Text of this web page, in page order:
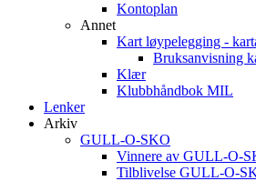
Kontoplan
Annet
Kart løypelegging -
Bruksanvisning
Klær
Klubbhåndbok MIL
Lenker
Arkiv
GULL-O-SKO
Vinnere av GULL-O-
Tilblivelse GULL-O-